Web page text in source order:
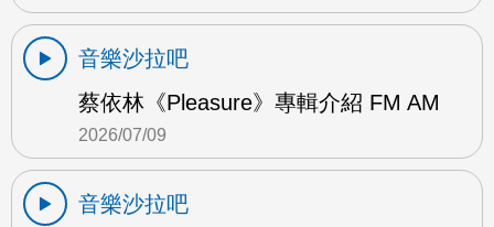
音樂沙拉吧
蔡依林《Pleasure》專輯介紹 FM AM
2026/07/09
音樂沙拉吧